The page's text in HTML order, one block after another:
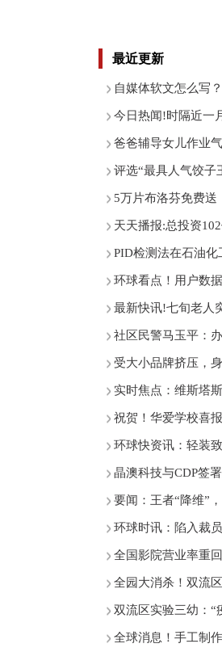
最近更新
自媒体软文怎么写
今日热闻!时隔近一
爸爸辅导女儿作业
评选“最具人气饺子
5万片布洛芬免费送
天天播报:总投资
PID检测法在石油
环球看点！用户数
最新快讯!七旬老人
社区民警马玉平：
受大小品牌挤压，
实时焦点：维斯塔
祝贺！华爱学校喜报
环球快资讯：轻装
晶澳科技与CDP签
要闻：王者“降维”
环球时讯：陷入裁
全国影院营业率重
全园大消杀！双流
双流区实验三幼：“
全球消息！手工制